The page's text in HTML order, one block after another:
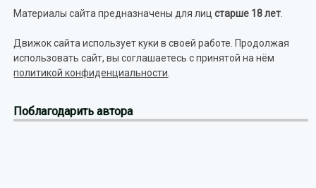
Материалы сайта предназначены для лицстарше 18 лет
Движок сайта использует куки в своей работе. Продолжая
использовать сайт, вы соглашаетесь с принятой на нём
политикой конфиденциальности
Поблагодарить автора